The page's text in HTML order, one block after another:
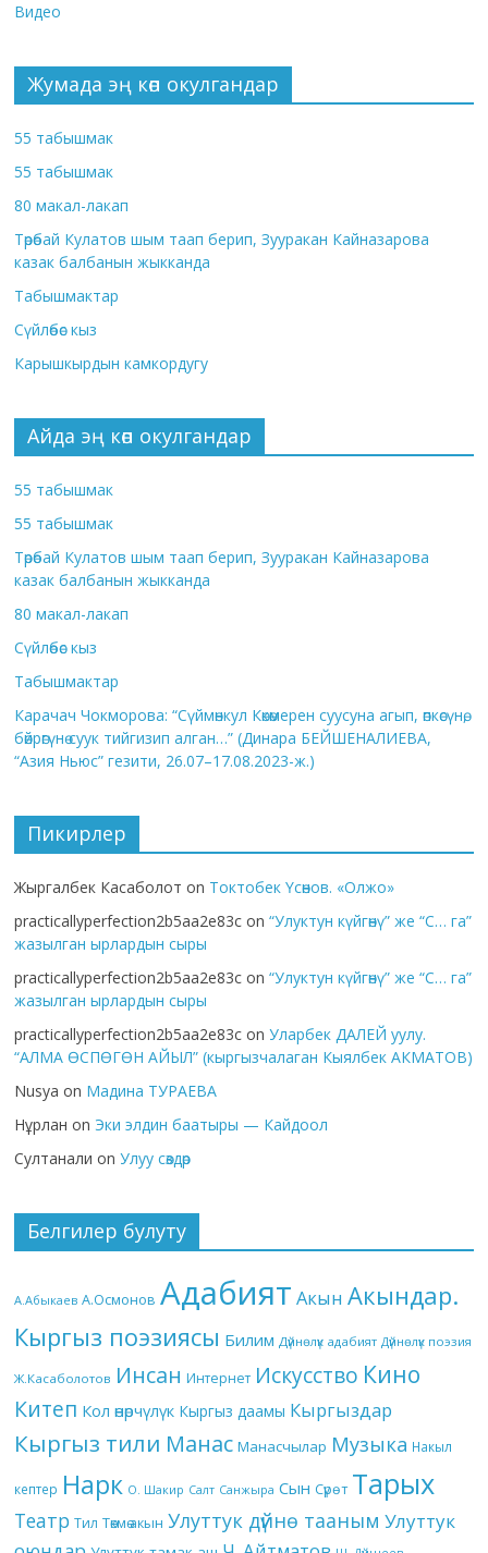
Видео
Жумада эң көп окулгандар
55 табышмак
55 табышмак
80 макал-лакап
Төрөбай Кулатов шым таап берип, Зууракан Кайназарова
казак балбанын жыкканда
Табышмактар
Сүйлөбөс кыз
Карышкырдын камкордугу
Айда эң көп окулгандар
55 табышмак
55 табышмак
Төрөбай Кулатов шым таап берип, Зууракан Кайназарова
казак балбанын жыкканда
80 макал-лакап
Сүйлөбөс кыз
Табышмактар
Карачач Чокморова: “Сүймөнкул Көкөмерен суусуна агып, өпкөсүнө,
бөйрөгүнө суук тийгизип алган…” (Динара БЕЙШЕНАЛИЕВА,
“Азия Ньюс” гезити, 26.07–17.08.2023-ж.)
Пикирлер
Жыргалбек Касаболот on Токтобек Үсөнов. «Олжо»
practicallyperfection2b5aa2e83c on“Улуктун күйгөнү” же “С… га”
жазылган ырлардын сыры
practicallyperfection2b5aa2e83c on“Улуктун күйгөнү” же “С… га”
жазылган ырлардын сыры
practicallyperfection2b5aa2e83c onУларбек ДАЛЕЙ уулу.
“АЛМА ӨСПӨГӨН АЙЫЛ” (кыргызчалаган Кыялбек АКМАТОВ)
Nusya on Мадина ТУРАЕВА
Нұрлан on Эки элдин баатыры — Кайдоол
Султанали onУлуу сөздөр
Белгилер булуту
А.Абыкаев А.Осмонов Адабият Акын Акындар.
Кыргыз поэзиясы Билим Дүйнөлүк адабият Дүйнөлүк поэзия
Ж.Касаболотов Инсан Интернет Искусство Кино
Китеп Кол өнөрчүлүк Кыргыз даамы Кыргыздар
Кыргыз тили Манас Манасчылар Музыка Накыл
кептер Нарк О. Шакир Салт Санжыра Сын Сүрөт Тарых
Театр Тил Төкмө акын Улуттук дүйнө тааным Улуттук